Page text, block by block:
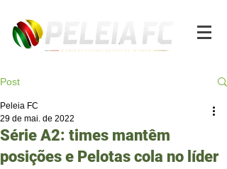
Post
Série A2: times mantêm
posições e Pelotas cola no líder
Peleia FC
29 de mai. de 2022